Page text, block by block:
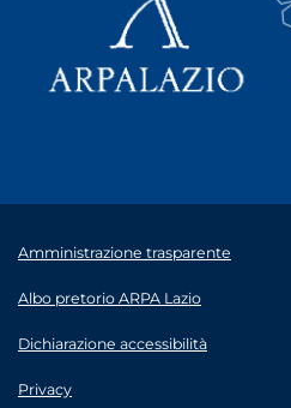
Amministrazione trasparente
Albo pretorio ARPA Lazio
Dichiarazione accessibilità
Privacy